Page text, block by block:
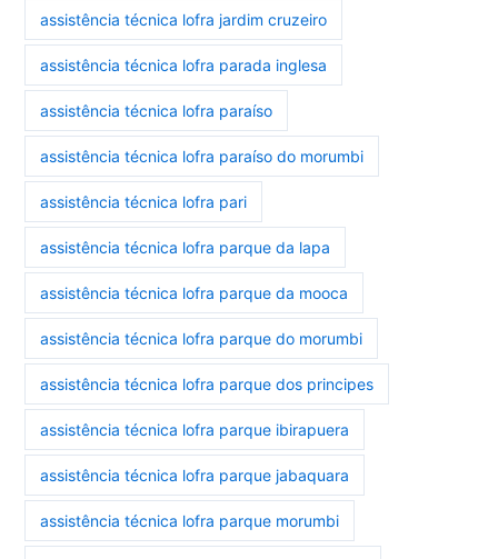
assistência técnica lofra jardim cruzeiro
assistência técnica lofra parada inglesa
assistência técnica lofra paraíso
assistência técnica lofra paraíso do morumbi
assistência técnica lofra pari
assistência técnica lofra parque da lapa
assistência técnica lofra parque da mooca
assistência técnica lofra parque do morumbi
assistência técnica lofra parque dos principes
assistência técnica lofra parque ibirapuera
assistência técnica lofra parque jabaquara
assistência técnica lofra parque morumbi